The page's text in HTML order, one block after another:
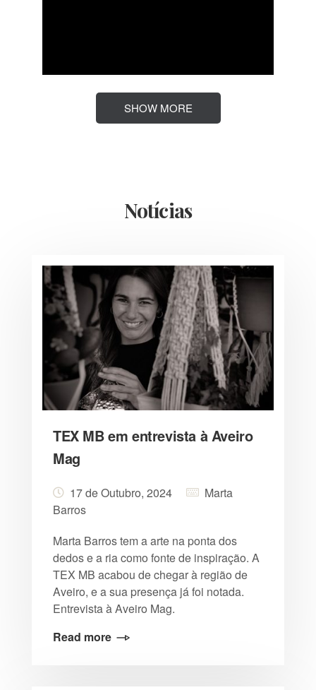
SHOW MORE
Notícias
TEX MB em entrevista à Aveiro
Mag
17 de Outubro, 2024
Marta
Barros
Marta Barros tem a arte na ponta dos
dedos e a ria como fonte de inspiração. A
TEX MB acabou de chegar à região de
Aveiro, e a sua presença já foi notada.
Entrevista à Aveiro Mag.
Read more